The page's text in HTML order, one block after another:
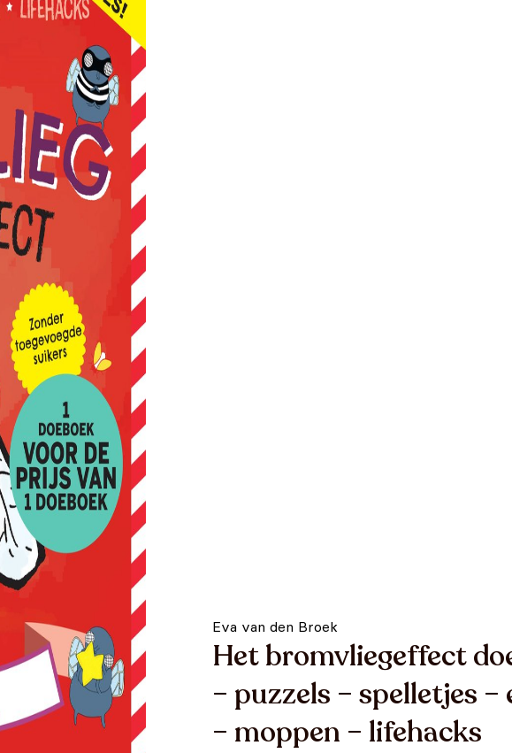
Eva van den Broek
Het bromvliegeffect
– puzzels – spelletjes
– moppen – lifehacks